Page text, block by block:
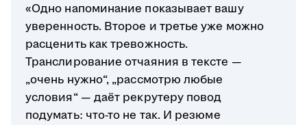
«Одно напоминание показывает вашу
уверенность. Второе и третье уже можно
расценить как тревожность.
Транслирование отчаяния в тексте —
„очень нужно“, „рассмотрю любые
условия“ — даёт рекрутеру повод
подумать: что-то не так. И резюме